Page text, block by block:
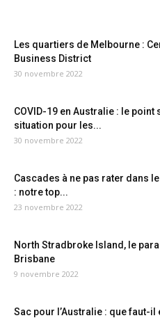
Les quartiers de Melbourne :
Business District
30 novembre 2022
COVID-19 en Australie : le point
situation pour les...
30 novembre 2022
Cascades à ne pas rater dans
: notre top...
23 novembre 2022
North Stradbroke Island, le
Brisbane
9 novembre 2022
Sac pour l’Australie : que faut-il